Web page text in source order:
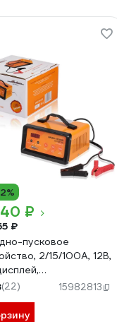
₽
₽
пусковое
2/15/100А, 12В,
Airline
(22) 15982813